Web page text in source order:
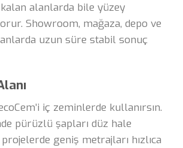
alanlarda bile yüzey
Showroom, mağaza, depo ve
uzun süre stabil sonuç
iç zeminlerde kullanırsın.
pürüzlü şapları düz hale
geniş metrajları hızlıca